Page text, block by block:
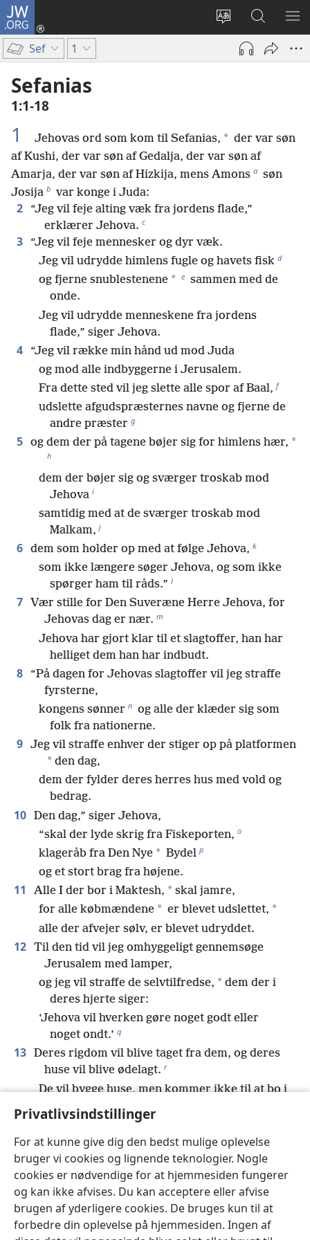
Privatlivsindstillinger
For at kunne give dig den bedst mulige oplevelse
bruger vi cookies og lignende teknologier. Nogle
cookies er nødvendige for at hjemmesiden fungerer
og kan ikke afvises. Du kan acceptere eller afvise
brugen af yderligere cookies. De bruges kun til at
forbedre din oplevelse på hjemmesiden. Ingen af
JW.ORG
Vælg
sprog
Log
på
(åbner
Søg
på
JW.ORG
VIS
Sef 1
Sefanias
1:1-18
1 Jehovas ord som kom til Sefanias, * der var søn
af Kushi, der var søn af Gedalja, der var søn af
Amarja, der var søn af Hizkija, mens Amons a søn
Josija b var konge i Juda:
2
“Jeg vil feje alting væk fra jordens flade,”
erklærer Jehova. c
3
“Jeg vil feje mennesker og dyr væk.
Jeg vil udrydde himlens fugle og havets fisk d
og fjerne snublestenene * e sammen med de
onde.
Jeg vil udrydde menneskene fra jordens
flade,” siger Jehova.
4
“Jeg vil række min hånd ud mod Juda
og mod alle indbyggerne i Jerusalem.
Fra dette sted vil jeg slette alle spor af Baal, f
udslette afgudspræsternes navne og fjerne de
andre præster g
5 og dem der på tagene bøjer sig for himlens hær, *
h
dem der bøjer sig og sværger troskab mod
Jehova i
samtidig med at de sværger troskab mod
Malkam, j
6 dem som holder op med at følge Jehova, k
som ikke længere søger Jehova, og som ikke
spørger ham til råds.” l
7
Vær stille for Den Suveræne Herre Jehova, for
Jehovas dag er nær. m
Jehova har gjort klar til et slagtoffer, han har
helliget dem han har indbudt.
8
“På dagen for Jehovas slagtoffer vil jeg straffe
fyrsterne,
kongens sønner n og alle der klæder sig som
folk fra nationerne.
9 Jeg vil straffe enhver der stiger op på platformen
* den dag,
dem der fylder deres herres hus med vold og
bedrag.
10 Den dag,” siger Jehova,
“skal der lyde skrig fra Fiskeporten, o
klageråb fra Den Nye * Bydel p
og et stort brag fra højene.
11 Alle I der bor i Maktesh, * skal jamre,
for alle købmændene * er blevet udslettet, *
alle der afvejer sølv, er blevet udryddet.
12 Til den tid vil jeg omhyggeligt gennemsøge
Jerusalem med lamper,
og jeg vil straffe de selvtilfredse, * dem der i
deres hjerte siger:
‘Jehova vil hverken gøre noget godt eller
noget ondt.’ q
13 Deres rigdom vil blive taget fra dem, og deres
huse vil blive ødelagt. r
De vil bygge huse, men kommer ikke til at bo i
dem;
de vil plante vingårde, men kommer ikke til at
drikke vinen.
14 Jehovas store dag er nær! t
Den er nær, og den nærmer sig * meget
hurtigt! u
Lyden af Jehovas dag er bitter. v
Den dag vil krigeren råbe højt. w